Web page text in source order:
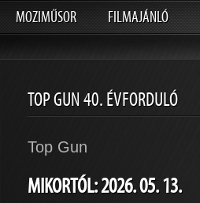
MOZIMŰSOR FILMAJÁNLÓ
TOP GUN 40. ÉVFORDULÓ
Top Gun
MIKORTÓL: 2026. 05. 13.